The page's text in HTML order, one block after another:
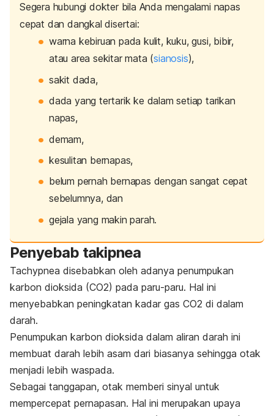
Segera hubungi dokter bila Anda mengalami napas
cepat dan dangkal disertai:
warna kebiruan pada kulit, kuku, gusi, bibir,
atau area sekitar mata (sianosis),
sakit dada,
dada yang tertarik ke dalam setiap tarikan
napas,
demam,
kesulitan bernapas,
belum pernah bernapas dengan sangat cepat
sebelumnya, dan
gejala yang makin parah.
Penyebab takipnea
Tachypnea disebabkan oleh adanya penumpukan
karbon dioksida (CO2) pada paru-paru. Hal ini
menyebabkan peningkatan kadar gas CO2 di dalam
darah.
Penumpukan karbon dioksida dalam aliran darah ini
membuat darah lebih asam dari biasanya sehingga otak
menjadi lebih waspada.
Sebagai tanggapan, otak memberi sinyal untuk
mempercepat pernapasan. Hal ini merupakan upaya